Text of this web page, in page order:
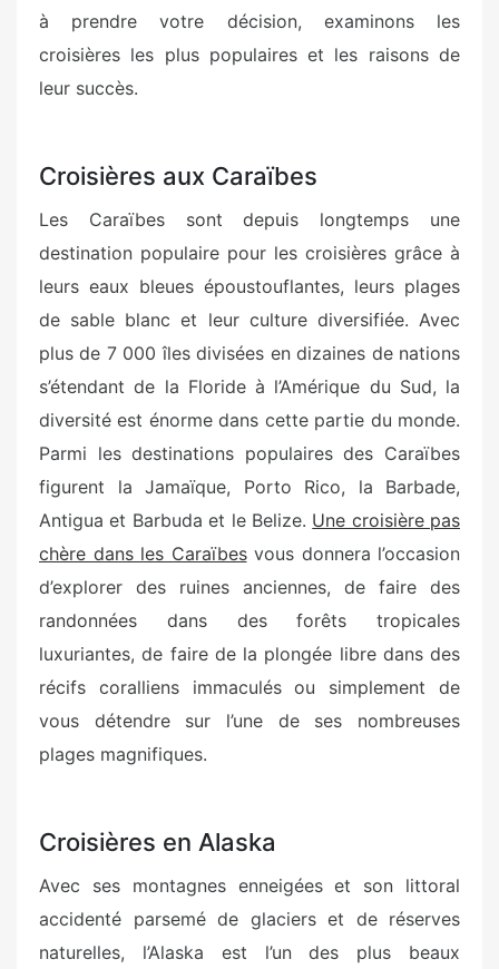
à prendre votre décision, examinons les
croisières les plus populaires et les raisons de
leur succès.
Croisières aux Caraïbes
Les Caraïbes sont depuis longtemps une
destination populaire pour les croisières grâce à
leurs eaux bleues époustouflantes, leurs plages
de sable blanc et leur culture diversifiée. Avec
plus de 7 000 îles divisées en dizaines de nations
s’étendant de la Floride à l’Amérique du Sud, la
diversité est énorme dans cette partie du monde.
Parmi les destinations populaires des Caraïbes
figurent la Jamaïque, Porto Rico, la Barbade,
Antigua et Barbuda et le Belize. Une croisière pas
chère dans les Caraïbesvous donnera l’occasion
d’explorer des ruines anciennes, de faire des
randonnées dans des forêts tropicales
luxuriantes, de faire de la plongée libre dans des
récifs coralliens immaculés ou simplement de
vous détendre sur l’une de ses nombreuses
plages magnifiques.
Croisières en Alaska
Avec ses montagnes enneigées et son littoral
accidenté parsemé de glaciers et de réserves
naturelles, l’Alaska est l’un des plus beaux